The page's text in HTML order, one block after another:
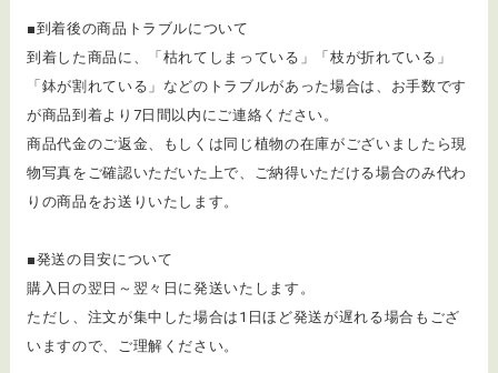
■到着後の商品トラブルについて
​到着した商品に、「枯れてしまっている」「枝が折れている」
「鉢が割れている」などのトラブルがあった場合は、お手数です
が商品到着より7日間以内にご連絡ください。
商品代金のご返金、もしくは同じ植物の在庫がございましたら現
物写真をご確認いただいた上で、ご納得いただける場合のみ代わ
りの商品をお送りいたします。
■発送の目安について
購入日の翌日～翌々日に発送いたします。
ただし、注文が集中した場合は1日ほど発送が遅れる場合もござ
いますので、ご理解ください。